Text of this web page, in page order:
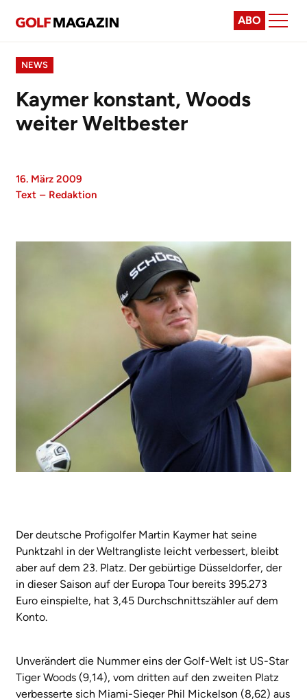
ABO
NEWS
Kaymer konstant, Woods
weiter Weltbester
16. März 2009
Text – Redaktion
Der deutsche Profigolfer Martin Kaymer hat seine
Punktzahl in der Weltrangliste leicht verbessert, bleibt
aber auf dem 23. Platz. Der gebürtige Düsseldorfer, der
in dieser Saison auf der Europa Tour bereits 395.273
Euro einspielte, hat 3,45 Durchschnittszähler auf dem
Konto.
Unverändert die Nummer eins der Golf-Welt ist US-Star
Tiger Woods (9,14), vom dritten auf den zweiten Platz
verbesserte sich Miami-Sieger Phil Mickelson (8,62) aus